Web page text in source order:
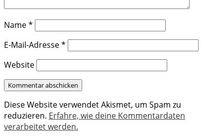
Name*
E-Mail-Adresse*
Website
Diese Website verwendet Akismet, um Spam zu
reduzieren. Erfahre, wie deine Kommentardaten
verarbeitet werden.